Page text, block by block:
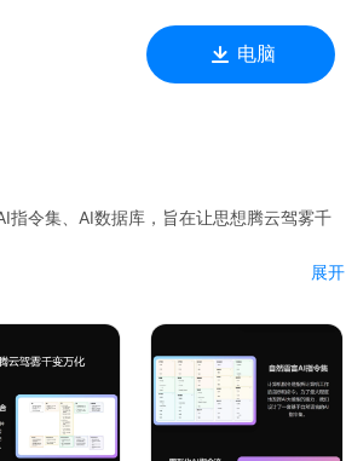
电脑
指令集、AI数据库，旨在让思想腾云驾雾千
进度、日历、甘特图等各种视图。
来让AI大模型生成自己所需要的内容。一站
应用。
、链接、文档等各种资料聚合在一起，用表
展开